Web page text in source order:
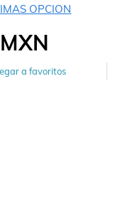
OPCION
MXN
a favoritos